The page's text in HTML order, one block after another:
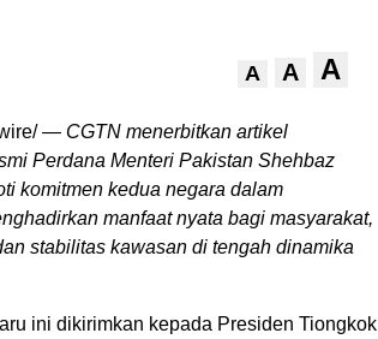
A A A
— CGTN menerbitkan artikel
Perdana Menteri Pakistan Shehbaz
komitmen kedua negara dalam
manfaat nyata bagi masyarakat,
stabilitas kawasan di tengah dinamika
ini dikirimkan kepada Presiden Tiongkok